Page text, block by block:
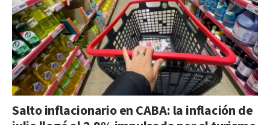
Salto inflacionario en CABA: la inflación de